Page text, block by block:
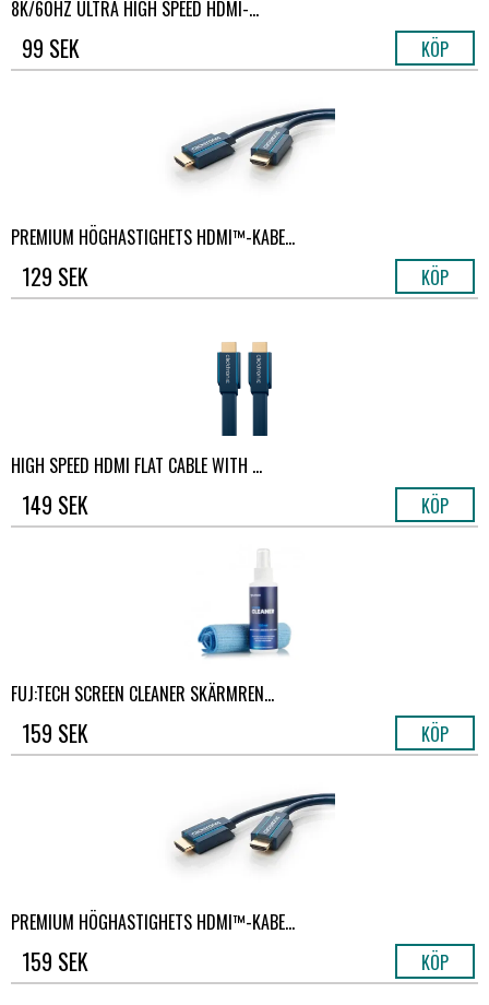
8K/60HZ ULTRA HIGH SPEED ​​HDMI-...
99 SEK KÖP
PREMIUM HÖGHASTIGHETS HDMI™-KABE...
129 SEK KÖP
HIGH SPEED HDMI FLAT CABLE WITH ...
149 SEK KÖP
FUJ:TECH SCREEN CLEANER SKÄRMREN...
159 SEK KÖP
PREMIUM HÖGHASTIGHETS HDMI™-KABE...
159 SEK KÖP